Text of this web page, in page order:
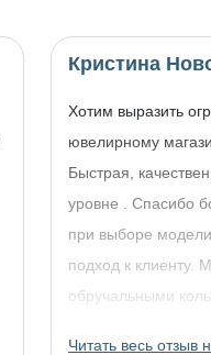
Кристина
Хотим выразить
ювелирному
Быстрая,
уровне . Спасибо
при выборе
подход к клиенту.
обручальными
Читать весь отзыв